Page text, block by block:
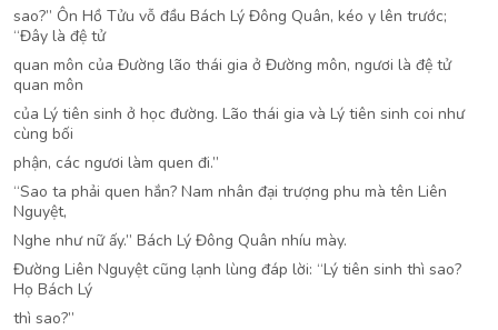
sao?” Ôn Hồ Tửu vỗ đầu Bách Lý Đông Quân, kéo y lên trước;
“Đây là đệ tử
quan môn của Đường lão thái gia ở Đường môn, ngươi là đệ tử
quan môn
của Lý tiên sinh ở học đường. Lão thái gia và Lý tiên sinh coi như
cùng bối
phận, các ngươi làm quen đi.”
“Sao ta phải quen hắn? Nam nhân đại trượng phu mà tên Liên
Nguyệt,
Nghe như nữ ấy.” Bách Lý Đông Quân nhíu mày.
Đường Liên Nguyệt cũng lạnh lùng đáp lời: “Lý tiên sinh thì sao?
Họ Bách Lý
thì sao?”